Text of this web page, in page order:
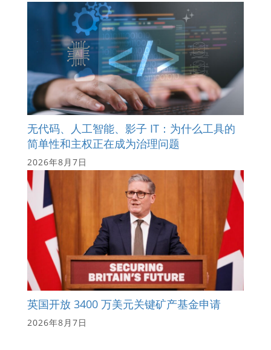
无代码、人工智能、影子 IT：为什么工具的
简单性和主权正在成为治理问题
2026年8月7日
英国开放 3400 万美元关键矿产基金申请
2026年8月7日